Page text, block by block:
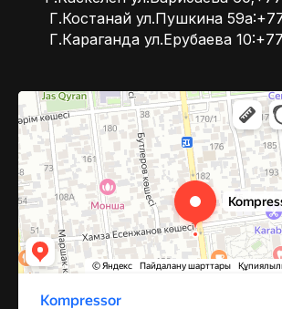
Г.Костанай ул.Пушкина
Г.Караганда ул.Ерубаева
Kompressor
Компрессоры и компрессорное
Системы вентиляции в Алматы